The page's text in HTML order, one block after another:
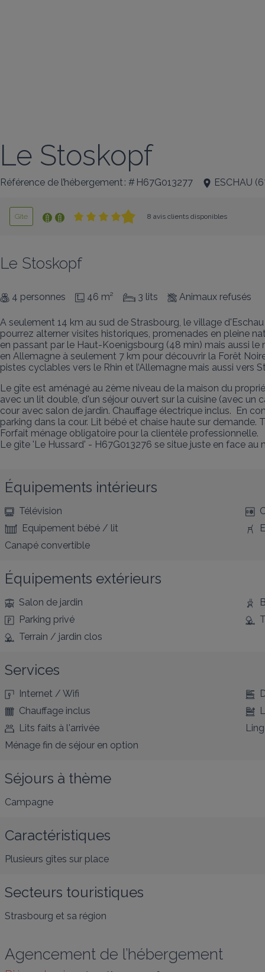
Le Stoskopf
Référence de l’hébergement : # H67G013277 ESCHAU (
Gîte 8 avis clients disponibles
Le Stoskopf
4 personnes 46 m² 3 lits Animaux refusés
A seulement 14 km au sud de Strasbourg, le village
pourrez alterner visites historiques, promenades en pleine
en passant par le Haut-Koenigsbourg (48 min) mais aussi
en Allemagne à seulement 7 km pour découvrir la Forêt
pistes cyclables vers le Rhin et l’Allemagne mais aussi
Le gîte est aménagé au 2ème niveau de la maison du
avec un lit double, d'un séjour ouvert sur la cuisine (avec
cour avec salon de jardin. Chauffage électrique inclus.  En
parking dans la cour. Lit bébé et chaise haute sur demande.
Forfait ménage obligatoire pour la clientèle professionnelle.
Le gîte 'Le Hussard' - H67G013276 se situe juste en face au
Équipements intérieurs
Télévision
Equipement bébé / lit
Canapé convertible
Équipements extérieurs
Salon de jardin
Parking privé
Terrain / jardin clos
Services
Internet / Wifi
Chauffage inclus
Lits faits à l'arrivée
Ménage fin de séjour en option
Séjours à thème
Campagne
Caractéristiques
Plusieurs gîtes sur place
Secteurs touristiques
Strasbourg et sa région
Agencement de l’hébergement